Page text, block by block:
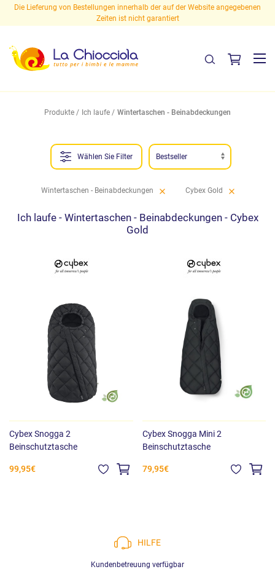
Die Lieferung von Bestellungen innerhalb der auf der Website angegebenen
Zeiten ist nicht garantiert
Produkte Ich laufe Wintertaschen - Beinabdeckungen
Wählen Sie Filter
Wintertaschen - Beinabdeckungen Cybex Gold
Ich laufe - Wintertaschen - Beinabdeckungen - Cybex
Gold
Cybex Snogga 2
Beinschutztasche
99,95€
Cybex Snogga Mini 2
Beinschutztasche
79,95€
HILFE
Kundenbetreuung verfügbar